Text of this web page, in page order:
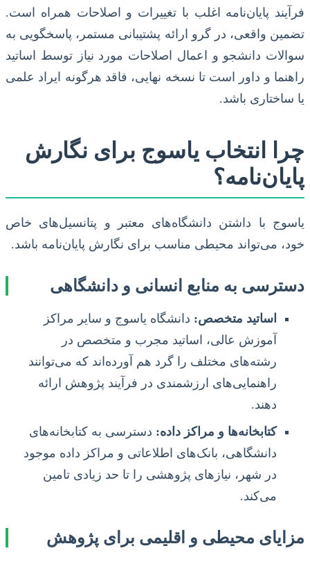
فرآیند پایان‌نامه اغلب با تغییرات و اصلاحات همراه است.
تضمین واقعی، در گرو ارائه پشتیبانی مستمر، پاسخگویی به
سوالات دانشجو و اعمال اصلاحات مورد نیاز توسط اساتید
راهنما و داور است تا نسخه نهایی، فاقد هرگونه ایراد علمی
یا ساختاری باشد.
چرا انتخاب یاسوج برای نگارش
پایان‌نامه؟
یاسوج با داشتن دانشگاه‌های معتبر و پتانسیل‌های خاص
خود، می‌تواند محیطی مناسب برای نگارش پایان‌نامه باشد.
دسترسی به منابع انسانی و دانشگاهی
اساتید متخصص: دانشگاه یاسوج و سایر مراکز
آموزش عالی، اساتید مجرب و متخصص در
رشته‌های مختلف را گرد هم آورده‌اند که می‌توانند
راهنمایی‌های ارزشمندی در فرآیند پژوهش ارائه
دهند.
کتابخانه‌ها و مراکز داده: دسترسی به کتابخانه‌های
دانشگاهی، بانک‌های اطلاعاتی و مراکز داده موجود
در شهر، نیازهای پژوهشی را تا حد زیادی تامین
می‌کند.
مزایای محیطی و اقلیمی برای پژوهش